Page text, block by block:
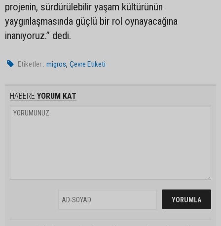
projenin, sürdürülebilir yaşam kültürünün
yaygınlaşmasında güçlü bir rol oynayacağına
inanıyoruz.” dedi.
Etiketler : migros,Çevre Etiketi
HABERE YORUM KAT